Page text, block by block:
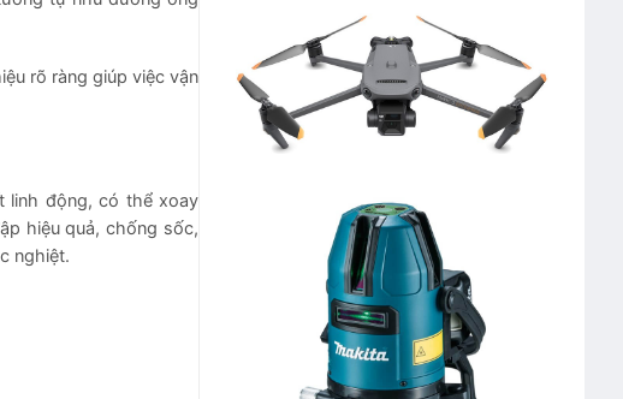
rõ ràng giúp việc vận
linh động, có thể xoay
hiệu quả, chống sốc,
nghiệt.